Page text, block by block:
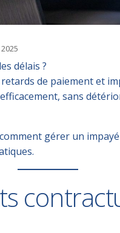
délais ?
retards de paiement et
sans
comment gérer un